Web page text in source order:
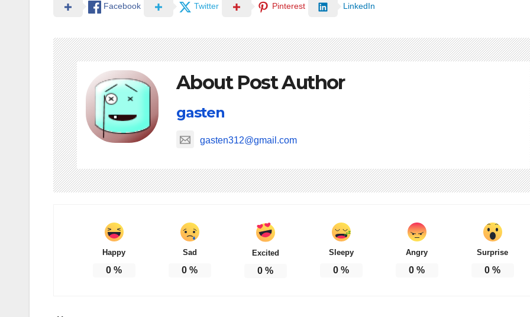
Facebook Twitter Pinterest LinkedIn
About Post Author
gasten
gasten312@gmail.com
Happy
0 %
Sad
0 %
Excited
0 %
Sleepy
0 %
Angry
0 %
Surprise
0 %